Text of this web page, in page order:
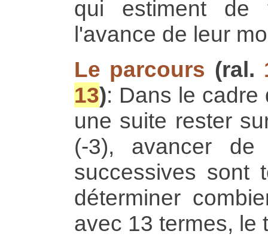
qui estiment de
l'avance de leur
Le parcours (ral.
13): Dans le cadre
une suite rester
(-3), avancer
successives sont
déterminer
avec 13 termes, le